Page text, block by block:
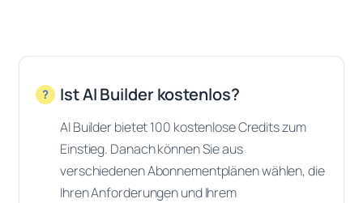
Ist AI Builder kostenlos?
AI Builder bietet 100 kostenlose Credits zum
Einstieg. Danach können Sie aus
verschiedenen Abonnementplänen wählen, die
Ihren Anforderungen und Ihrem